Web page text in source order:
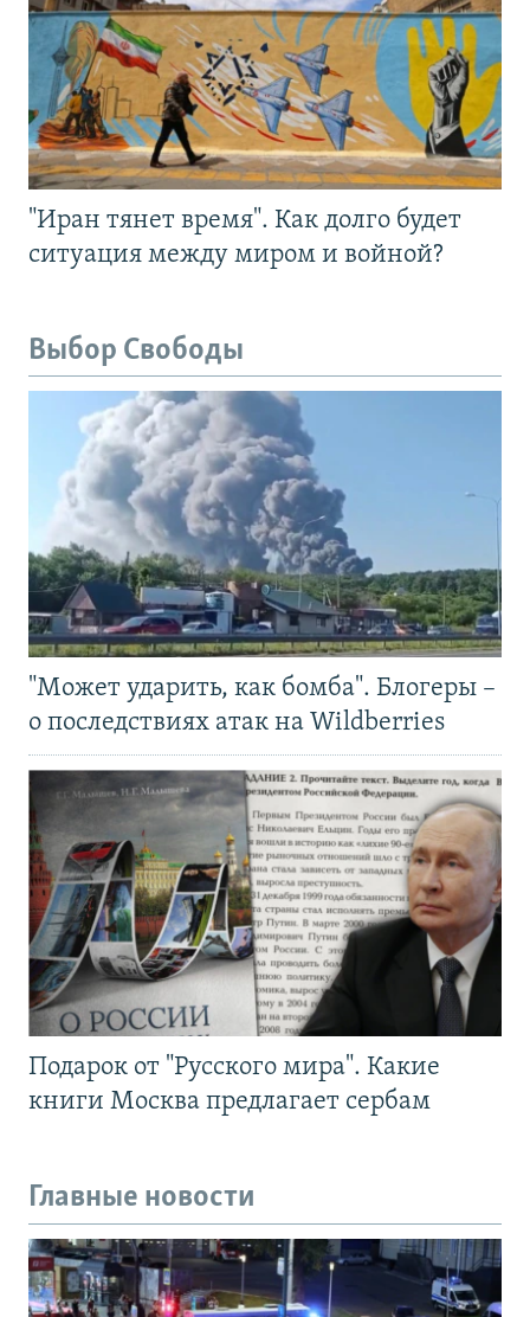
"Иран тянет время". Как долго будет
ситуация между миром и войной?
Выбор Свободы
"Может ударить, как бомба". Блогеры –
о последствиях атак на Wildberries
Подарок от "Русского мира". Какие
книги Москва предлагает сербам
Главные новости